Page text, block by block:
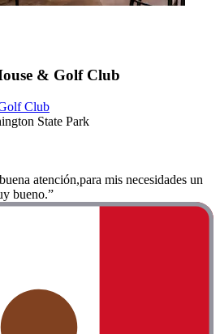
& Golf Club
Club
State Park
atención,para mis necesidades un
bueno.”